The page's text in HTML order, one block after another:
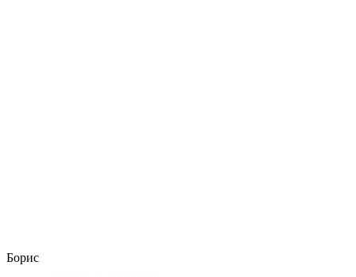
Борис